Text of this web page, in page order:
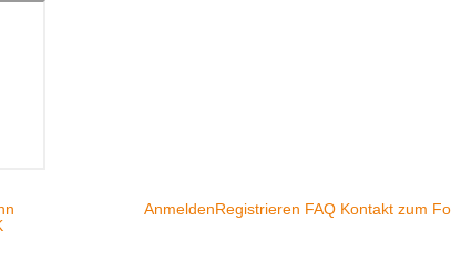
Anmelden Registrieren FAQ Kontakt zum